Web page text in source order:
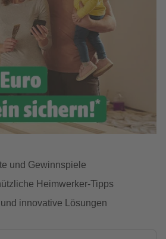
und Gewinnspiele
Heimwerker-Tipps
innovative Lösungen